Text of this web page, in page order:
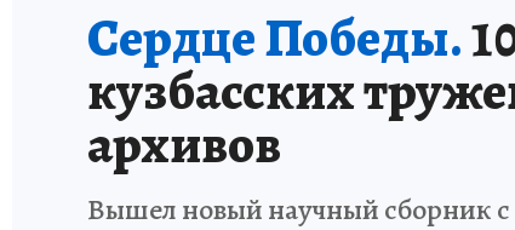
Сердце Победы.
кузбасских
архивов
Вышел новый научный сборник с